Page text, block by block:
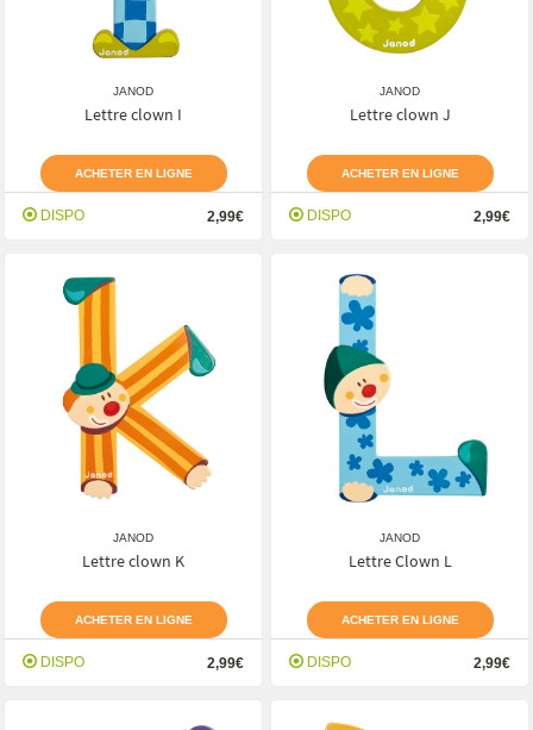
JANOD
Lettre clown I
ACHETER EN LIGNE
DISPO 2,99€
JANOD
Lettre clown J
ACHETER EN LIGNE
DISPO 2,99€
JANOD
Lettre clown K
ACHETER EN LIGNE
DISPO 2,99€
JANOD
Lettre Clown L
ACHETER EN LIGNE
DISPO 2,99€